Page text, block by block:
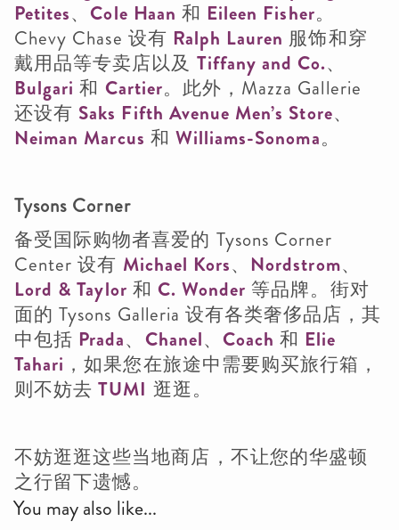
Petites、Cole Haan 和 Eileen Fisher。
Chevy Chase 设有 Ralph Lauren 服饰和穿
戴用品等专卖店以及 Tiffany and Co.、
Bulgari 和 Cartier。此外，Mazza Gallerie
还设有 Saks Fifth Avenue Men’s Store、
Neiman Marcus 和 Williams-Sonoma。
Tysons Corner
备受国际购物者喜爱的 Tysons Corner
Center 设有 Michael Kors、 Nordstrom、
Lord & Taylor 和 C. Wonder 等品牌。街对
面的 Tysons Galleria 设有各类奢侈品店，其
中包括 Prada、 Chanel、 Coach 和 Elie
Tahari ，如果您在旅途中需要购买旅行箱，
则不妨去TUMI 逛逛。
不妨逛逛这些当地商店，不让您的华盛顿
之行留下遗憾。
You may also like...